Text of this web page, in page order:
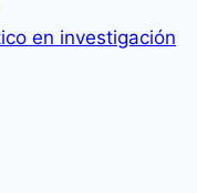
en investigación